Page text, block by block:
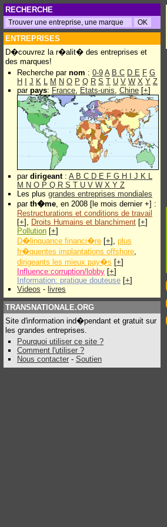
RECHERCHE
ENTREPRISES
D�couvrez la r�alit� des entreprises et
des marques!
Recherche par nom : 0-9 A B C D E F G
H
J K L M N O P Q R S T U V W X Y Z
par pays: France, Etats-unis, Chine [+]
par dirigeant: A B C D E F G H J K L
M N O P Q R S T U V W X Y Z
Les plus grandes entreprises mondiales
par th�me, en 2008 [le mois dernier +] :
Restructurations et conditions de travail
[+], Droits Humains et blanchiment [+]
Pollution [+]
D�linquance financi�re [+], plus
fr�quentes implantations offshore,
dirigeants les mieux pay�s [+]
Influence:corruption/lobby [+]
Information: pratique douteuse [+]
Videos - livres
TRANSNATIONALE.ORG
Site d'information ind�pendant et gratuit sur
les grandes entreprises.
Pourquoi utiliser ce site ?
Comment l'utiliser ?
Nous contacter - Soutien